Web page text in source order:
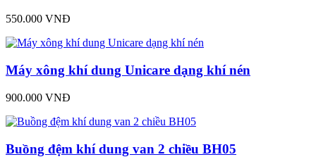
550.000 VNĐ
Máy xông khí dung Unicare dạng khí nén
900.000 VNĐ
Buồng đệm khí dung van 2 chiều BH05